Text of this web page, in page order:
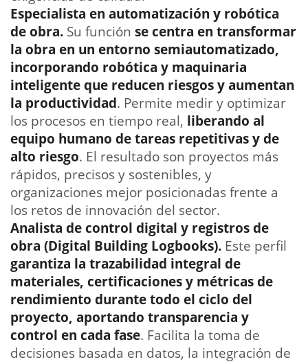
Especialista en automatización y robótica
de obra. Su función se centra en transformar
la obra en un entorno semiautomatizado,
incorporando robótica y maquinaria
inteligente que reducen riesgos y aumentan
la productividad. Permite medir y optimizar
los procesos en tiempo real, liberando al
equipo humano de tareas repetitivas y de
alto riesgo. El resultado son proyectos más
rápidos, precisos y sostenibles, y
organizaciones mejor posicionadas frente a
los retos de innovación del sector.
Analista de control digital y registros de
obra (Digital Building Logbooks). Este perfil
garantiza la trazabilidad integral de
materiales, certificaciones y métricas de
rendimiento durante todo el ciclo del
proyecto, aportando transparencia y
control en cada fase. Facilita la toma de
decisiones basada en datos, la integración de